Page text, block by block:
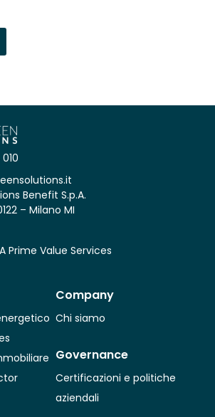
Benefit S.p.A.​
– Milano MI
Prime Value Services
Company
Chi siamo
Governance
Certificazioni e politiche
aziendali